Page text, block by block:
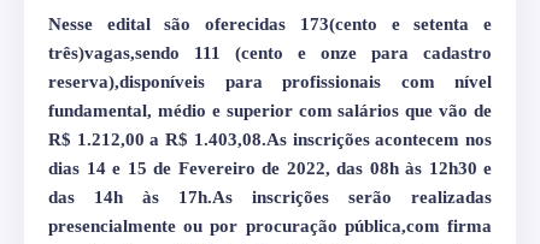
Nesse edital são oferecidas 173(cento e setenta e
três)vagas,sendo 111 (cento e onze para cadastro
reserva),disponíveis para profissionais com nível
fundamental, médio e superior com salários que vão de
R$ 1.212,00 a R$ 1.403,08.As inscrições acontecem nos
dias 14 e 15 de Fevereiro de 2022, das 08h às 12h30 e
das 14h às 17h.As inscrições serão realizadas
presencialmente ou por procuração pública,com firma